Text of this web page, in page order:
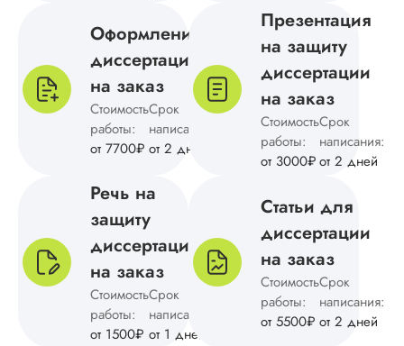
Оформление
диссертации
на заказ
Стоимость
работы:
от 7700₽
Срок
написания:
от 2 дней
Презентация
на защиту
диссертации
на заказ
Стоимость
работы:
от 3000₽
Срок
написания:
от 2 дней
Речь на
защиту
диссертации
на заказ
Стоимость
работы:
от 1500₽
Срок
написания:
от 1 дней
Статьи для
диссертации
на заказ
Стоимость
работы:
от 5500₽
Срок
написания:
от 2 дней
обзор, подвели
заключении и
обосновали
методологию
исследования.
Благодарна за
помощь.
Аня
Вид работы:
Магистерские
диссертации
Дата:
2024-09-09